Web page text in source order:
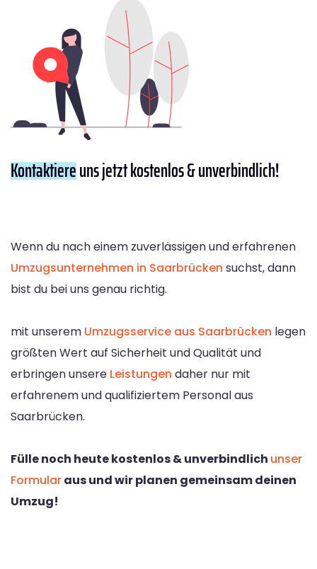
Kontaktiereuns jetzt kostenlos & unverbindlich!
Wenn du nach einem zuverlässigen und erfahrenen
Umzugsunternehmen in Saarbrücken suchst, dann
bist du bei uns genau richtig.
mit unserem Umzugsservice aus Saarbrücken legen
größten Wert auf Sicherheit und Qualität und
erbringen unsere Leistungen daher nur mit
erfahrenem und qualifiziertem Personal aus
Saarbrücken.
Fülle noch heute kostenlos & unverbindlich unser
Formularaus und wir planen gemeinsam deinen
Umzug!